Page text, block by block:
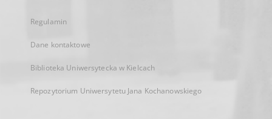
Regulamin
Dane kontaktowe
Biblioteka Uniwersytecka w Kielcach
Repozytorium Uniwersytetu Jana Kochanowskiego